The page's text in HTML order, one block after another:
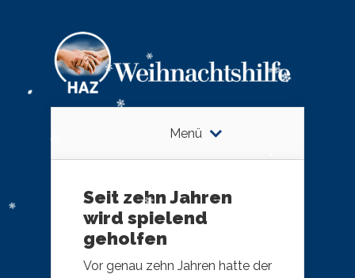
Menü
Seit zehn Jahren
wird spielend
geholfen
Vor genau zehn Jahren hatte der